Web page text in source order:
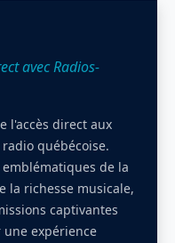
avec Radios-
l'accès direct aux
québécoise.
de la
la richesse musicale,
captivantes
expérience